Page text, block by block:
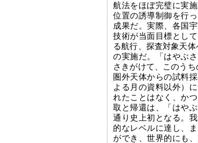
航法をほぼ完璧に実
位置の誘導制御を行
成果だ。実際、各国
技術が当面目標とし
る航行、探査対象天
の実施だ。「はやぶ
さきがけて、このう
圏外天体からの試料
よる月の資料以外）
れたことはなく、か
取と帰還は、「はや
通り史上初となる。
的なレベルに達し、
ができ、世界的にも